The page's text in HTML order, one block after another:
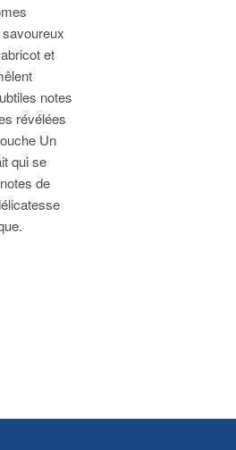
et
notes
révélées
Un
qui se
de